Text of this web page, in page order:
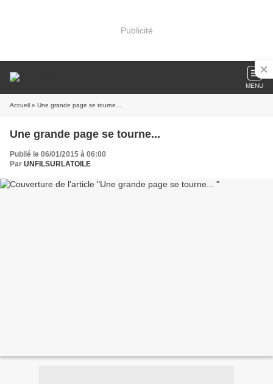
Publicité
MENU
Accueil » Une grande page se tourne...
Une grande page se tourne...
Publié le 06/01/2015 à 06:00
Par UNFILSURLATOILE